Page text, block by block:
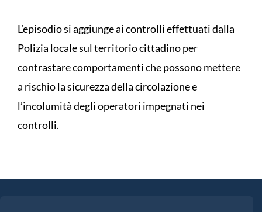
L’episodio si aggiunge ai controlli effettuati dalla
Polizia locale sul territorio cittadino per
contrastare comportamenti che possono mettere
a rischio la sicurezza della circolazione e
l’incolumità degli operatori impegnati nei
controlli.